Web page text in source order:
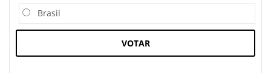
Brasil
VOTAR